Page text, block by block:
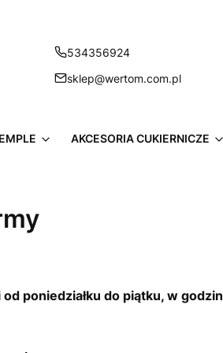
534356924
sklep@wertom.com.pl
AKCESORIA CUKIERNICZE
poniedziałku do piątku, w